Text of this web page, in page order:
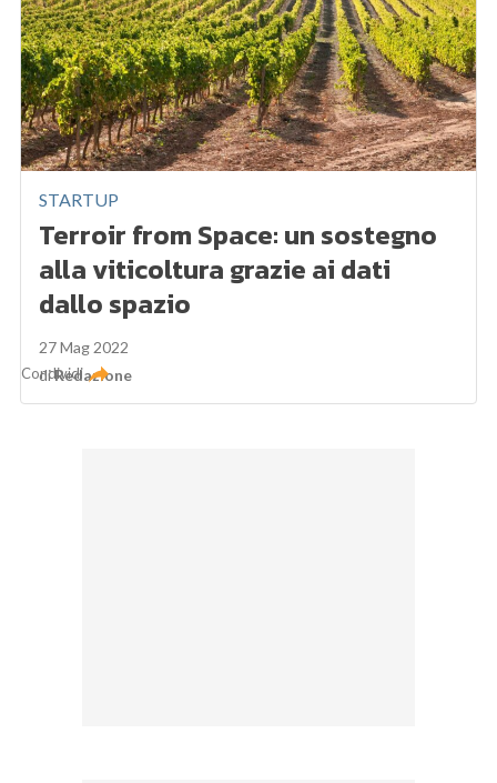
STARTUP
Terroir from Space: un sostegno
alla viticoltura grazie ai dati
dallo spazio
27 Mag 2022
diRedazione
Condividi